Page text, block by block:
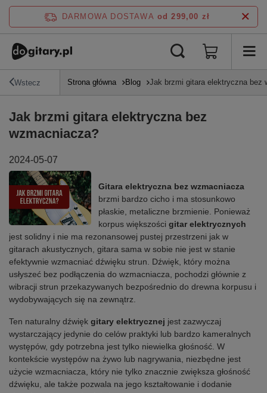
DARMOWA DOSTAWA od 299,00 zł
Wstecz Strona główna Blog Jak brzmi gitara elektryczna bez
Jak brzmi gitara elektryczna bez
wzmacniacza?
2024-05-07
Gitara elektryczna bez wzmacniacza
brzmi bardzo cicho i ma stosunkowo
płaskie, metaliczne brzmienie. Ponieważ
korpus większości gitar elektrycznych
jest solidny i nie ma rezonansowej pustej przestrzeni jak w
gitarach akustycznych, gitara sama w sobie nie jest w stanie
efektywnie wzmacniać dźwięku strun. Dźwięk, który można
usłyszeć bez podłączenia do wzmacniacza, pochodzi głównie z
wibracji strun przekazywanych bezpośrednio do drewna korpusu i
wydobywających się na zewnątrz.
Ten naturalny dźwięk gitary elektrycznej jest zazwyczaj
wystarczający jedynie do celów praktyki lub bardzo kameralnych
występów, gdy potrzebna jest tylko niewielka głośność. W
kontekście występów na żywo lub nagrywania, niezbędne jest
użycie wzmacniacza, który nie tylko znacznie zwiększa głośność
dźwięku, ale także pozwala na jego kształtowanie i dodanie